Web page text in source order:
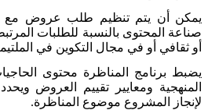
يمكن أن يتم تنظيم طلب عروض مع
صناعة المحتوى بالنسبة للطلبات
أو ثقافي أو في مجال التكوين في
يضبط برنامج المناظرة محتوى
المنهجية ومعايير تقييم العروض
لإنجاز المشروع موضوع المناظرة.